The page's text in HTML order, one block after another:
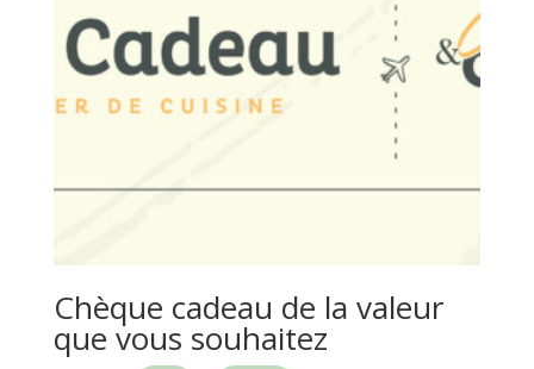
Chèque cadeau de la valeur
que vous souhaitez